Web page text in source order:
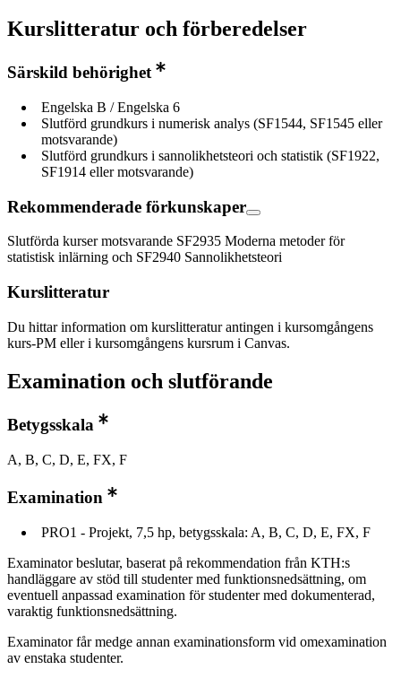
Kurslitteratur och förberedelser
Särskild behörighet
Engelska B / Engelska 6
Slutförd grundkurs i numerisk analys (SF1544, SF1545 eller
motsvarande)
Slutförd grundkurs i sannolikhetsteori och statistik (SF1922,
SF1914 eller motsvarande)
Rekommenderade förkunskaper
Slutförda kurser motsvarande SF2935 Moderna metoder för
statistisk inlärning och SF2940 Sannolikhetsteori
Kurslitteratur
Du hittar information om kurslitteratur antingen i kursomgångens
kurs-PM eller i kursomgångens kursrum i Canvas.
Examination och slutförande
Betygsskala
A, B, C, D, E, FX, F
Examination
PRO1 - Projekt, 7,5 hp, betygsskala: A, B, C, D, E, FX, F
Examinator beslutar, baserat på rekommendation från KTH:s
handläggare av stöd till studenter med funktionsnedsättning, om
eventuell anpassad examination för studenter med dokumenterad,
varaktig funktionsnedsättning.
Examinator får medge annan examinationsform vid omexamination
av enstaka studenter.